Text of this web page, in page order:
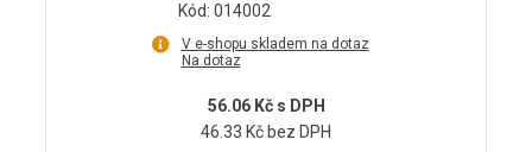
Kód: 014002
V e-shopu skladem na dotaz
Na dotaz
56.06 Kč s DPH
46.33 Kč bez DPH